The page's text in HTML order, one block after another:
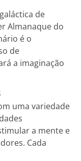
de
Almanaque do
é o
de
a imaginação
uma variedade
a mente e
Cada